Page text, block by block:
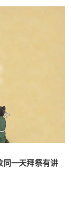
同一天拜祭有讲